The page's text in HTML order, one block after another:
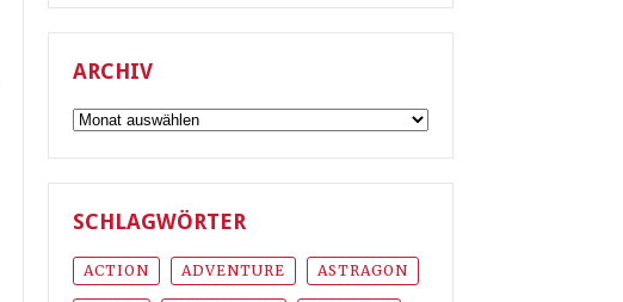
ARCHIV
Archiv
SCHLAGWÖRTER
ACTION ADVENTURE ASTRAGON